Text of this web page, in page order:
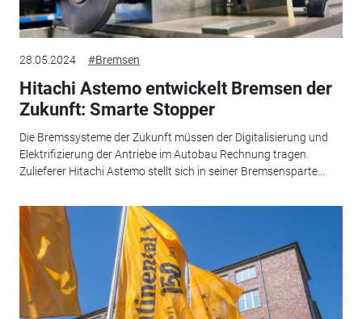
28.05.2024 #Bremsen
Hitachi Astemo entwickelt Bremsen der
Zukunft: Smarte Stopper
Die Bremssysteme der Zukunft müssen der Digitalisierung und
Elektrifizierung der Antriebe im Autobau Rechnung tragen.
Zulieferer Hitachi Astemo stellt sich in seiner Bremsensparte...